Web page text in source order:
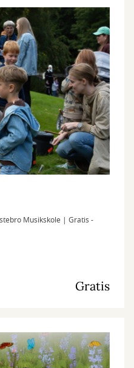
| Gratis -
Gratis